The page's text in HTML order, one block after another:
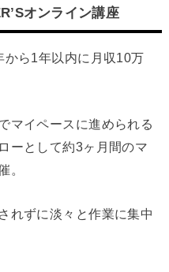
オンライン講座
から1年以内に月収10万
マイペースに進められる
ーとして約3ヶ月間のマ
。
れずに淡々と作業に集中